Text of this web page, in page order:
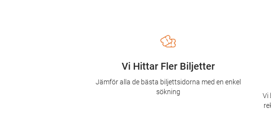
Vi
Vi Hittar Fler Biljetter
Jämför alla de bästa biljettsidorna med en enkel
sökning